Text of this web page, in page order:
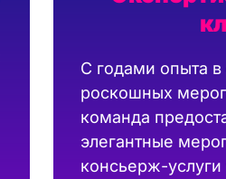
С годами опыта в
роскошных
команда
элегантные
консьерж-